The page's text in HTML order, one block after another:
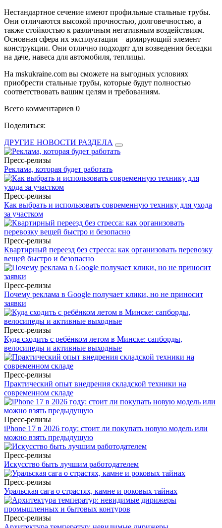
Нестандартное сечение имеют профильные стальные трубы.
Они отличаются высокой прочностью, долговечностью, а
также стойкостью к различным негативным воздействиям.
Основная сфера их эксплуатации – армирующий элемент
конструкции. Они отлично подходят для возведения беседки
на даче, навеса для автомобиля, теплицы.
На mskukraine.com вы сможете на выгодных условиях
приобрести стальные трубы, которые будут полностью
соответствовать вашим целям и требованиям.
Всего комментариев 0
Поделиться:
ДРУГИЕ НОВОСТИ РАЗДЕЛА
Пресс-релизы
Реклама, которая будет работать
Пресс-релизы
Как выбрать и использовать современную технику для ухода
за участком
Пресс-релизы
Квартирный переезд без стресса: как организовать перевозку
вещей быстро и безопасно
Пресс-релизы
Почему реклама в Google получает клики, но не приносит
заявки
Пресс-релизы
Куда сходить с ребёнком летом в Минске: сапборды,
велосипеды и активные выходные
Пресс-релизы
Практический опыт внедрения складской техники на
современном складе
Пресс-релизы
iPhone 17 в 2026 году: стоит ли покупать новую модель или
можно взять предыдущую
Пресс-релизы
Искусство быть лучшим работодателем
Пресс-релизы
Уральская сага о страстях, камне и роковых тайнах
Пресс-релизы